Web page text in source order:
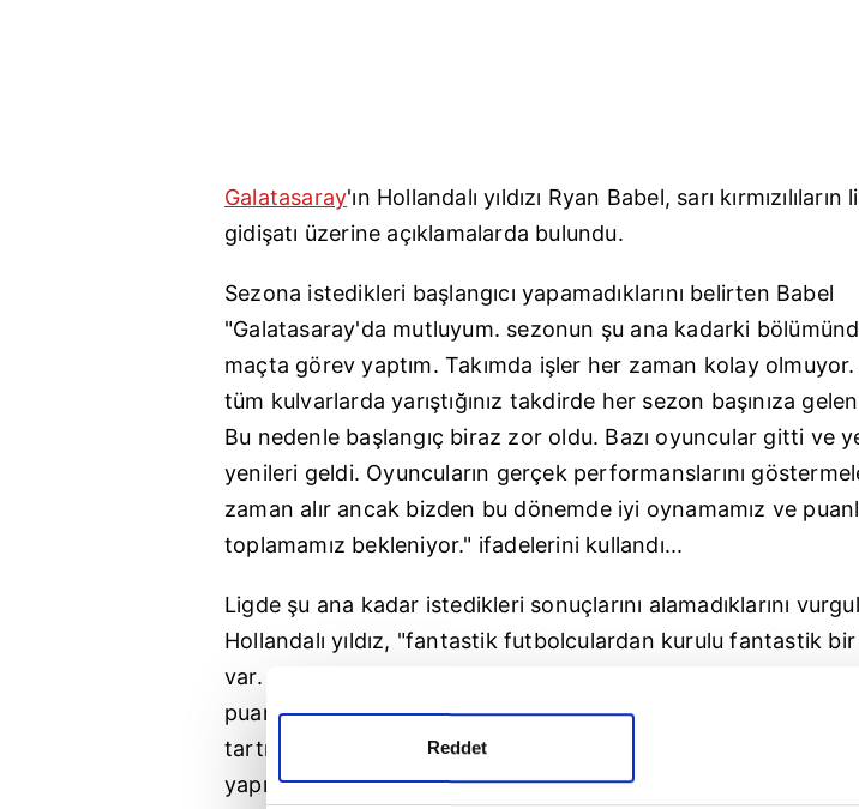
Reddet
Galatasaray'ın Hollandalı yıldızı Ryan Babel, sarı
gidişatı üzerine açıklamalarda bulundu.
Sezona istedikleri başlangıcı yapamadıklarını belirten Babel
"Galatasaray'da mutluyum. sezonun şu ana kadarki
maçta görev yaptım. Takımda işler her zaman kolay
tüm kulvarlarda yarıştığınız takdirde her sezon başınıza
Bu nedenle başlangıç biraz zor oldu. Bazı oyuncular gitti ve
yenileri geldi. Oyuncuların gerçek performanslarını
zaman alır ancak bizden bu dönemde iyi oynamamız ve
toplamamız bekleniyor." ifadelerini kullandı...
Ligde şu ana kadar istedikleri sonuçlarını alamadıklarını
Hollandalı yıldız, "fantastik futbolculardan kurulu fantastik bir
var. Ne var ki bazı noktalar halen aksıyor. Sonuç olarak
puanlara ulaşamadık. Bununla birlikte insanların bizleri bu
tartışmaması gerektiğini düşünüyorum. Şahsen bu kadar hızlı
yapım yok." dedi..